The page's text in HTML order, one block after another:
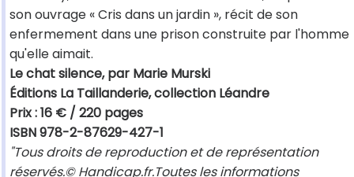
son ouvrage « Cris dans un jardin », récit de son
enfermement dans une prison construite par l'homme
qu'elle aimait.
Le chat silence, par Marie Murski
Éditions La Taillanderie, collection Léandre
Prix : 16 € / 220 pages
ISBN 978-2-87629-427-1
"Tous droits de reproduction et de représentation
réservés.© Handicap.fr.Toutes les informations